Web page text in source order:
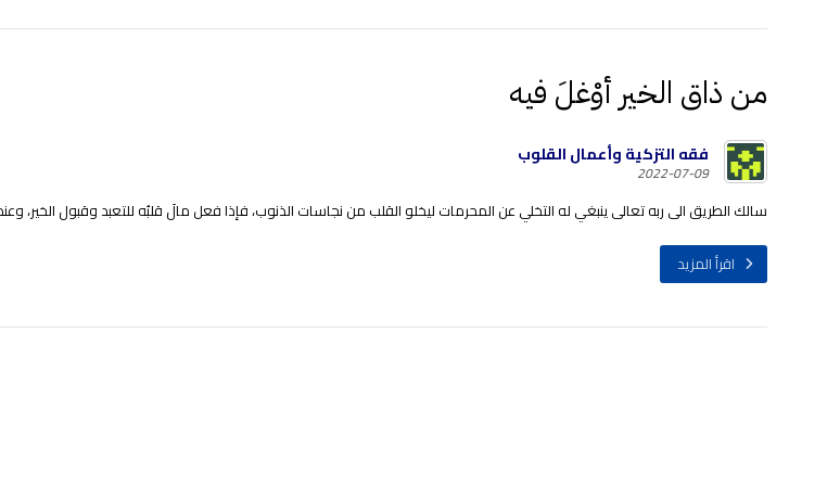
من ذاق الخير أوْغلَ فيه
فقه التزكية وأعمال القلوب
2022-07-09
سالك الطريق الى ربه تعالى ينبغي له التخلي عن المحرمات ليخلو القلب من نجاسات الذنوب، فإذا فعل مالَ قلبُه للتعبد وقبول الخير،
اقرأ المزيد